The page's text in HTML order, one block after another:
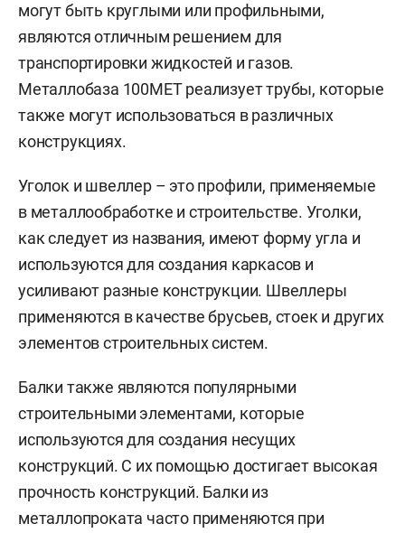
могут быть круглыми или профильными,
являются отличным решением для
транспортировки жидкостей и газов.
Металлобаза 100MET реализует трубы, которые
также могут использоваться в различных
конструкциях.
Уголок и швеллер – это профили, применяемые
в металлообработке и строительстве. Уголки,
как следует из названия, имеют форму угла и
используются для создания каркасов и
усиливают разные конструкции. Швеллеры
применяются в качестве брусьев, стоек и других
элементов строительных систем.
Балки также являются популярными
строительными элементами, которые
используются для создания несущих
конструкций. С их помощью достигает высокая
прочность конструкций. Балки из
металлопроката часто применяются при